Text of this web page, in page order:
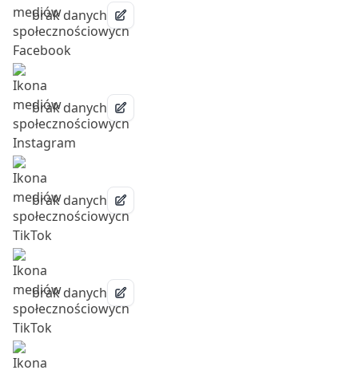
brak danych
brak danych
brak danych
brak danych